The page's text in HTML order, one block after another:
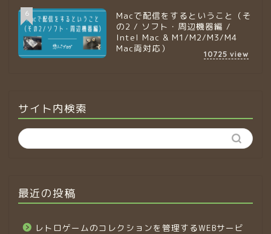
6
Macで配信をするということ（そ
の2 / ソフト・周辺機器編 /
Intel Mac & M1/M2/M3/M4
Mac両対応）
10725 view
サイト内検索
最近の投稿
レトロゲームのコレクションを管理するWEBサービ